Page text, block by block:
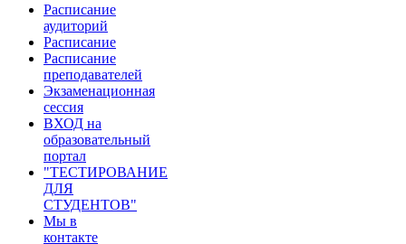
Расписание
аудиторий
Расписание
Расписание
преподавателей
Экзаменационнaя
сессия
ВХОД на
образовательный
портал
"ТЕСТИРОВАНИЕ
ДЛЯ
СТУДЕНТОВ"
Мы в
контакте